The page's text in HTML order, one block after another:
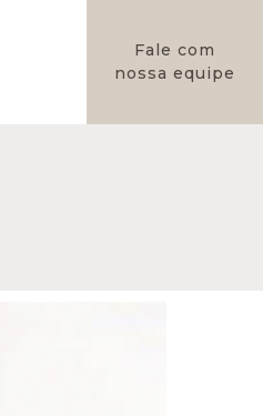
Fale com
nossa equipe